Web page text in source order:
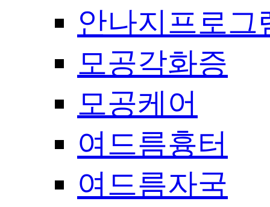
안나지프로그
모공각화증
모공케어
여드름흉터
여드름자국